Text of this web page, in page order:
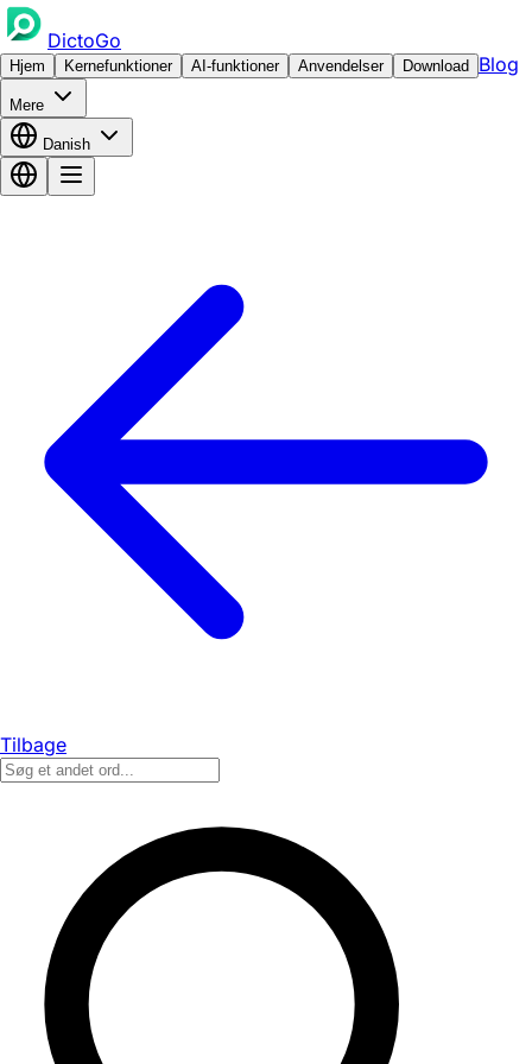
DictoGo
Hjem Kernefunktioner AI-funktioner Anvendelser Download Blog
Mere
Danish
Tilbage